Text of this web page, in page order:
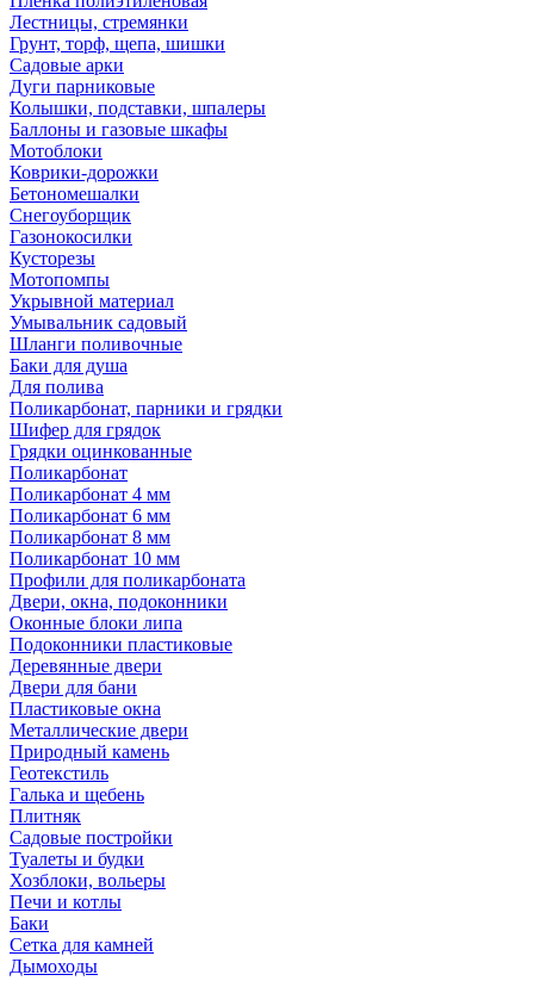
Лестницы, стремянки
Грунт, торф, щепа, шишки
Садовые арки
Дуги парниковые
Колышки, подставки, шпалеры
Баллоны и газовые шкафы
Мотоблоки
Коврики-дорожки
Бетономешалки
Снегоуборщик
Газонокосилки
Кусторезы
Мотопомпы
Укрывной материал
Умывальник садовый
Шланги поливочные
Баки для душа
Для полива
Поликарбонат, парники и грядки
Шифер для грядок
Грядки оцинкованные
Поликарбонат
Поликарбонат 4 мм
Поликарбонат 6 мм
Поликарбонат 8 мм
Поликарбонат 10 мм
Профили для поликарбоната
Двери, окна, подоконники
Оконные блоки липа
Подоконники пластиковые
Деревянные двери
Двери для бани
Пластиковые окна
Металлические двери
Природный камень
Геотекстиль
Галька и щебень
Плитняк
Садовые постройки
Туалеты и будки
Хозблоки, вольеры
Печи и котлы
Баки
Сетка для камней
Дымоходы